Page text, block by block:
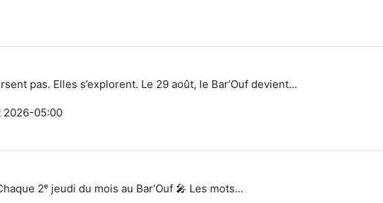
pas. Elles s’explorent. Le 29 août, le Bar’Ouf devient...
2026-05:00
2ᵉ jeudi du mois au Bar’Ouf 🎤 Les mots...